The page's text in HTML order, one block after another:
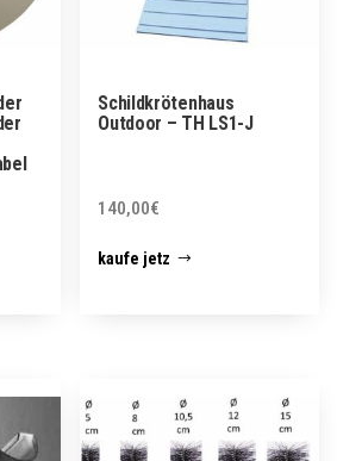
Schildkrötenhaus
Outdoor – TH LS1-J
140,00€
kaufe jetz